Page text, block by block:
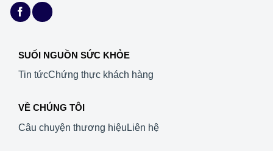
SUỐI NGUỒN SỨC KHỎE
Tin tứcChứng thực khách hàng
VỀ CHÚNG TÔI
Câu chuyện thương hiệu Liên hệ